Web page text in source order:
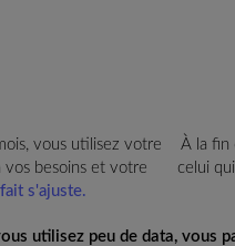
vous utilisez votre
vos besoins et votre
s'ajuste.
À la fin
celui
utilisez peu de data, vous